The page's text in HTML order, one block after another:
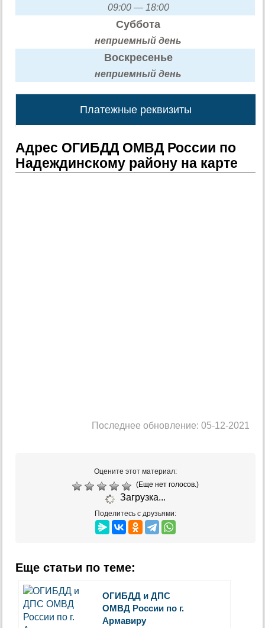
09:00 — 18:00
Суббота
неприемный день
Воскресенье
неприемный день
Платежные реквизиты
Адрес ОГИБДД ОМВД России по
Надеждинскому району на карте
Последнее обновление: 05-12-2021
Оцените этот материал:
(Еще нет голосов.)
Загрузка...
Поделитесь с друзьями:
Еще статьи по теме:
ОГИБДД и ДПС
ОМВД России по г.
Армавиру